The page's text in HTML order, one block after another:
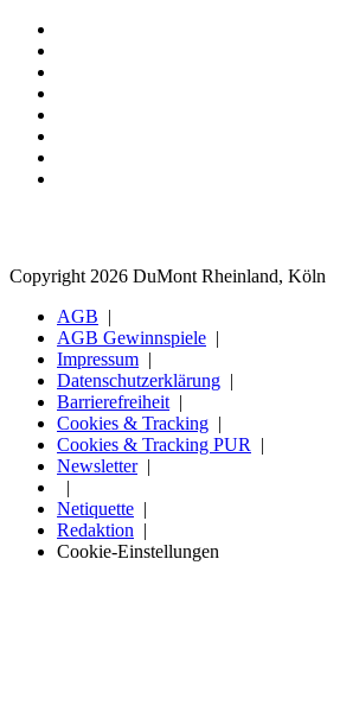
Copyright 2026 DuMont Rheinland, Köln
AGB
AGB Gewinnspiele
Impressum
Datenschutzerklärung
Barrierefreiheit
Cookies & Tracking
Cookies & Tracking PUR
Newsletter
Netiquette
Redaktion
Cookie-Einstellungen